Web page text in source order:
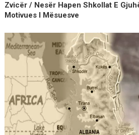
Zvicër / Nesër Hapen Shkollat E
Motivues I Mësuesve